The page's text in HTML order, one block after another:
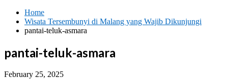
Skip
content
Home
Wisata Tersembunyi di Malang yang Wajib Dikunjungi
pantai-teluk-asmara
pantai-teluk-asmara
February 25, 2025